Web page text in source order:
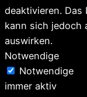
deaktivieren. Das
kann sich jedoch
auswirken.
Notwendige
Notwendige
immer aktiv